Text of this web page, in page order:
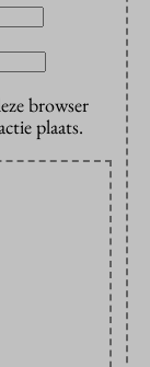
browser
plaats.